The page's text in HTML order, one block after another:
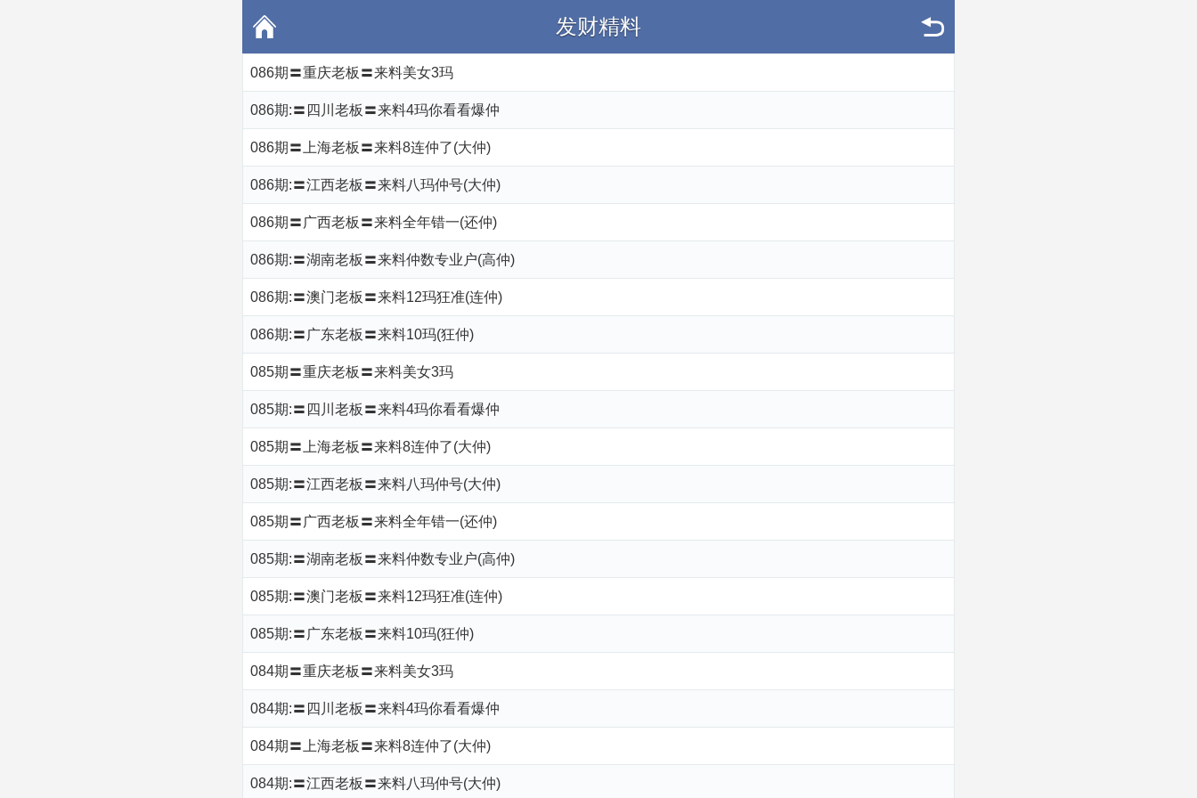
发财精料
086期〓重庆老板〓来料美女3玛
086期:〓四川老板〓来料4玛你看看爆仲
086期〓上海老板〓来料8连仲了(大仲)
086期:〓江西老板〓来料八玛仲号(大仲)
086期〓广西老板〓来料全年错一(还仲)
086期:〓湖南老板〓来料仲数专业户(高仲)
086期:〓澳门老板〓来料12玛狂准(连仲)
086期:〓广东老板〓来料10玛(狂仲)
085期〓重庆老板〓来料美女3玛
085期:〓四川老板〓来料4玛你看看爆仲
085期〓上海老板〓来料8连仲了(大仲)
085期:〓江西老板〓来料八玛仲号(大仲)
085期〓广西老板〓来料全年错一(还仲)
085期:〓湖南老板〓来料仲数专业户(高仲)
085期:〓澳门老板〓来料12玛狂准(连仲)
085期:〓广东老板〓来料10玛(狂仲)
084期〓重庆老板〓来料美女3玛
084期:〓四川老板〓来料4玛你看看爆仲
084期〓上海老板〓来料8连仲了(大仲)
084期:〓江西老板〓来料八玛仲号(大仲)